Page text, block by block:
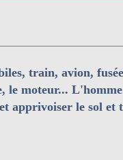
train, avion,
moteur...
apprivoiser le sol et